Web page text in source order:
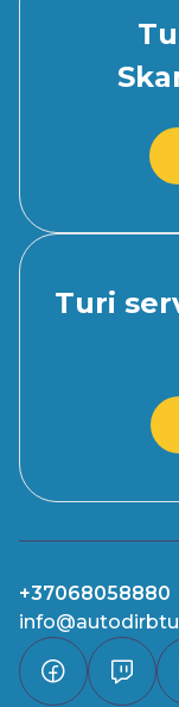
Turi
+37068058880